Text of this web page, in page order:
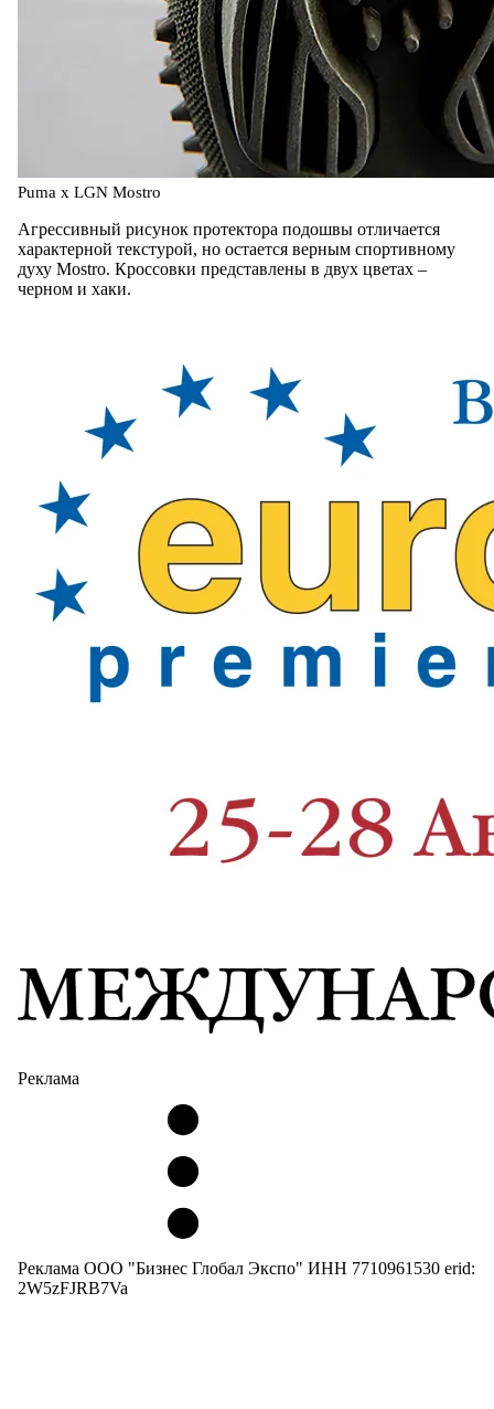
Puma x LGN Mostro
Агрессивный рисунок протектора подошвы отличается
характерной текстурой, но остается верным спортивному
духу Mostro. Кроссовки представлены в двух цветах –
черном и хаки.
Реклама
Реклама ООО "Бизнес Глобал Экспо" ИНН 7710961530 erid:
2W5zFJRB7Va